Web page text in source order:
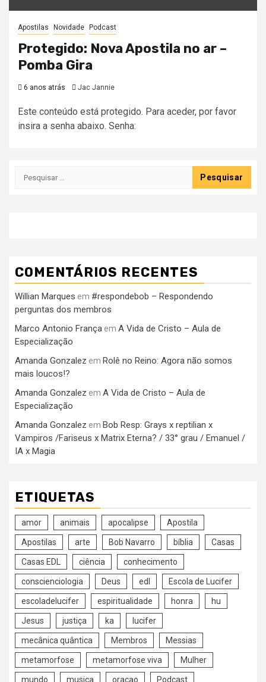
Apostilas Novidade Podcast
Protegido: Nova Apostila no ar –
Pomba Gira
6 anos atrás Jac Jannie
Este conteúdo está protegido. Para aceder, por favor
insira a senha abaixo. Senha:
Pesquisar
COMENTÁRIOS RECENTES
Willian Marques em #respondebob – Respondendo
perguntas dos membros
Marco Antonio França em A Vida de Cristo – Aula de
Especialização
Amanda Gonzalez em Rolê no Reino: Agora não somos
mais loucos!?
Amanda Gonzalez em A Vida de Cristo – Aula de
Especialização
Amanda Gonzalez em Bob Resp: Grays x reptilian x
Vampiros /Fariseus x Matrix Eterna? / 33° grau / Emanuel /
IA x Magia
ETIQUETAS
amor animais apocalipse Apostila
Apostilas arte Bob Navarro bíblia Casas
Casas EDL ciência conhecimento
conscienciologia Deus edl Escola de Lucifer
escoladelucifer espiritualidade honra hu
Jesus justiça ka lucifer
mecânica quântica Membros Messias
metamorfose metamorfose viva Mulher
mundo musica oraçao Podcast